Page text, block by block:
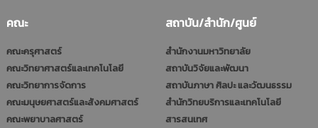
คณะ
คณะครุศาสตร์
คณะวิทยาศาสตร์และเทคโนโลยี
คณะวิทยาการจัดการ
คณะมนุษยศาสตร์และสังคมศาสตร์
คณะพยาบาลศาสตร์
สถาบัน/สำนัก/ศูนย์
สำนักงานมหาวิทยาลัย
สถาบันวิจัยและพัฒนา
สถาบันภาษา ศิลปะ และวัฒนธรรม
สำนักวิทยบริการและเทคโนโลยี
สารสนเทศ